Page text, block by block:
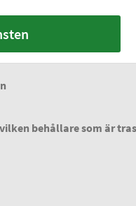
behållare som är